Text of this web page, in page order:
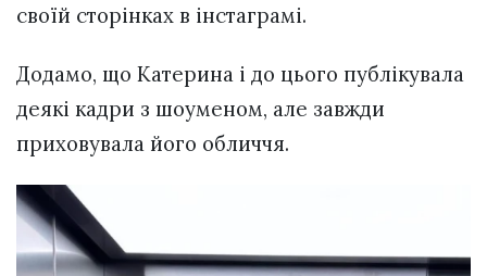
своїй сторінках в інстаграмі.
Додамо, що Катерина і до цього публікувала
деякі кадри з шоуменом, але завжди
приховувала його обличчя.